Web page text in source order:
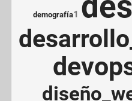
demografía1